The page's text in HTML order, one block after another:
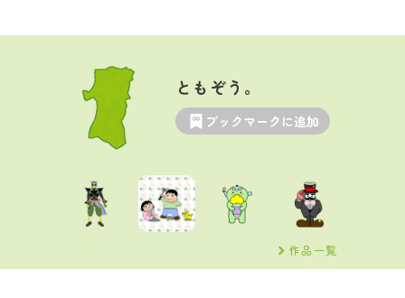
ともぞう。
ブックマークに追加
作品一覧